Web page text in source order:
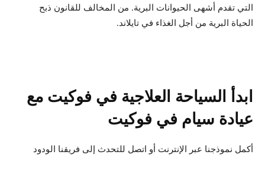
التي تقدم أشهى الحيوانات البرية. من المخالف للقانون ذبح
الحياة البرية من أجل الغذاء في تايلاند.
ابدأ السياحة العلاجية في فوكيت مع
عيادة سيام في فوكيت
أكمل نموذجنا عبر الإنترنت أو اتصل للتحدث إلى فريقنا الودود